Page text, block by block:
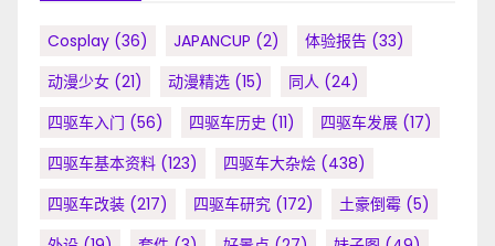
Cosplay (36) JAPANCUP (2) 体验报告 (33)
动漫少女 (21) 动漫精选 (15) 同人 (24)
四驱车入门 (56) 四驱车历史 (11) 四驱车发展 (17)
四驱车基本资料 (123) 四驱车大杂烩 (438)
四驱车改装 (217) 四驱车研究 (172) 土豪倒霉 (5)